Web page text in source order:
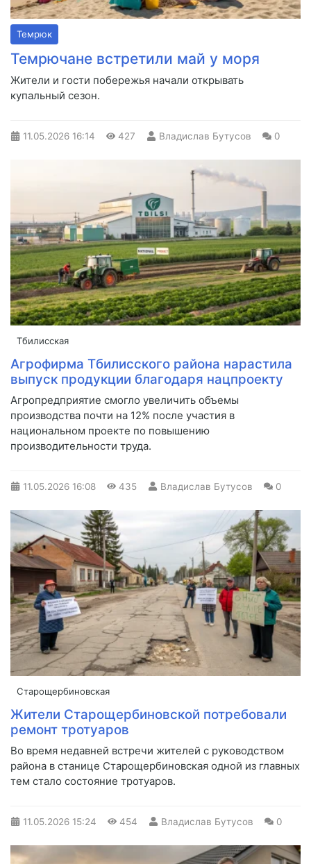
Темрюк
Темрючане встретили май у моря
Жители и гости побережья начали открывать
купальный сезон.
11.05.2026 16:14 427 Владислав Бутусов 0
Тбилисская
Агрофирма Тбилисского района нарастила
выпуск продукции благодаря нацпроекту
Агропредприятие смогло увеличить объемы
производства почти на 12% после участия в
национальном проекте по повышению
производительности труда.
11.05.2026 16:08 435 Владислав Бутусов 0
Старощербиновская
Жители Старощербиновской потребовали
ремонт тротуаров
Во время недавней встречи жителей с руководством
района в станице Старощербиновская одной из главных
тем стало состояние тротуаров.
11.05.2026 15:24 454 Владислав Бутусов 0